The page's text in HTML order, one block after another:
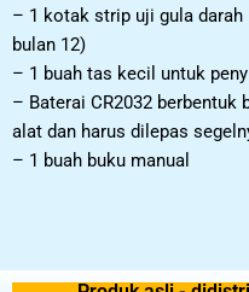
– 1 kotak strip uji gula
bulan 12)
– 1 buah tas kecil untuk
– Baterai CR2032 berbentuk
alat dan harus dilepas
– 1 buah buku manual